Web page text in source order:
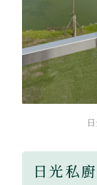
日光私